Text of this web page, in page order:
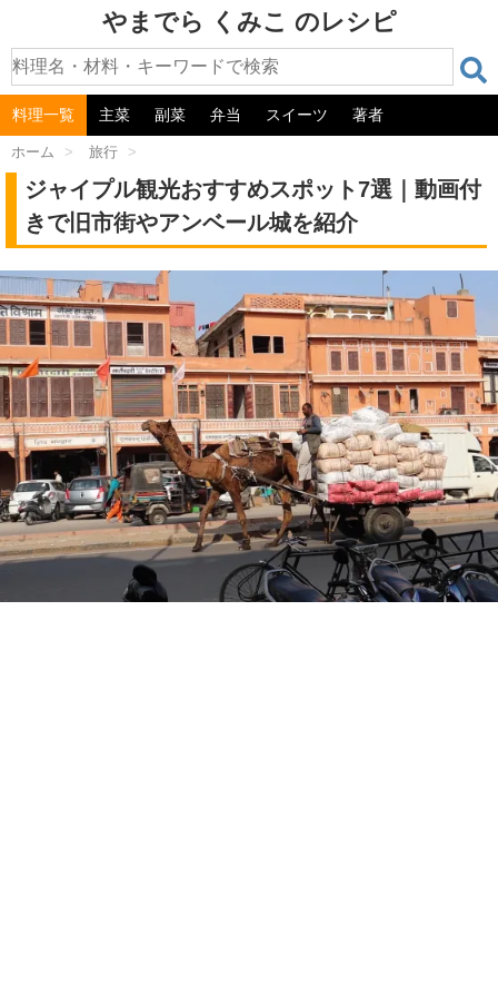
やまでら くみこ のレシピ
料理一覧 主菜 副菜 弁当 スイーツ 著者
ホーム > 旅行 >
ジャイプル観光おすすめスポット7選｜動画付
きで旧市街やアンベール城を紹介